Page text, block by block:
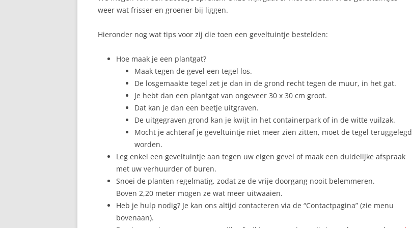
WANNES VAN DE VELDE
weer wat frisser en groener bij liggen.
Hieronder nog wat tips voor zij die toen een geveltuintje bestelden:
Hoe maak je een plantgat?
Maak tegen de gevel een tegel los.
De losgemaakte tegel zet je dan in de grond recht tegen de muur, in het gat.
Je hebt dan een plantgat van ongeveer 30 x 30 cm groot.
Dat kan je dan een beetje uitgraven.
De uitgegraven grond kan je kwijt in het containerpark of in de witte vuilzak.
Mocht je achteraf je geveltuintje niet meer zien zitten, moet de tegel teruggelegd
worden.
Leg enkel een geveltuintje aan tegen uw eigen gevel of maak een duidelijke afspraak
met uw verhuurder of buren.
Snoei de planten regelmatig, zodat ze de vrije doorgang nooit belemmeren.
Boven 2,20 meter mogen ze wat meer uitwaaien.
Heb je hulp nodig? Je kan ons altijd contacteren via de “Contactpagina” (zie menu
bovenaan).